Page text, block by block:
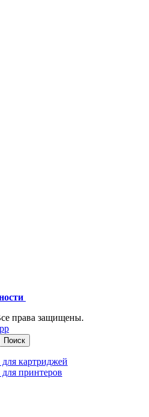
права защищены.
Поиск
картриджей
принтеров